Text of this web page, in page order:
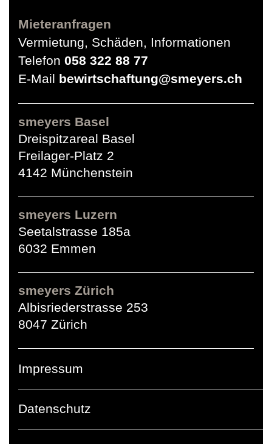
Mieteranfragen
Vermietung, Schäden, Informationen
Telefon 058 322 88 77
E-Mail bewirtschaftung@smeyers.ch
smeyers Basel
Dreispitzareal Basel
Freilager-Platz 2
4142 Münchenstein
smeyers Luzern
Seetalstrasse 185a
6032 Emmen
smeyers Zürich
Albisriederstrasse 253
8047 Zürich
Impressum
Datenschutz